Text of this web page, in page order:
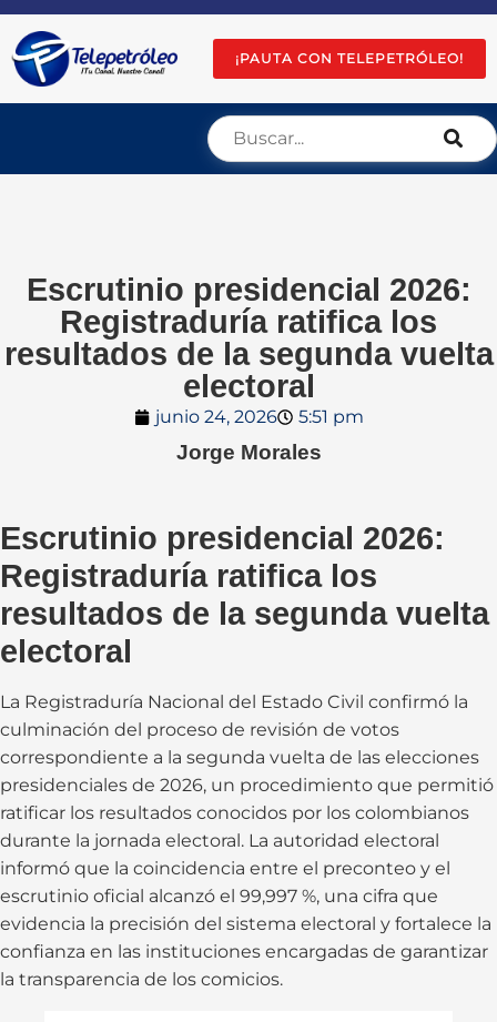
¡PAUTA CON TELEPETRÓLEO!
Escrutinio presidencial 2026:
Registraduría ratifica los
resultados de la segunda vuelta
electoral
junio 24, 2026 5:51 pm
Jorge Morales
Escrutinio presidencial 2026:
Registraduría ratifica los
resultados de la segunda vuelta
electoral
La Registraduría Nacional del Estado Civil confirmó la
culminación del proceso de revisión de votos
correspondiente a la segunda vuelta de las elecciones
presidenciales de 2026, un procedimiento que permitió
ratificar los resultados conocidos por los colombianos
durante la jornada electoral. La autoridad electoral
informó que la coincidencia entre el preconteo y el
escrutinio oficial alcanzó el 99,997 %, una cifra que
evidencia la precisión del sistema electoral y fortalece la
confianza en las instituciones encargadas de garantizar
la transparencia de los comicios.